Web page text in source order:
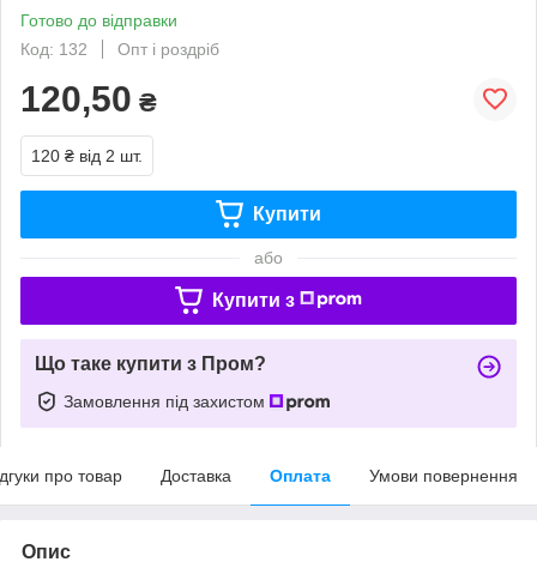
Готово до відправки
Код: 132
Опт і роздріб
120,50 ₴
120 ₴ від 2 шт.
Купити
або
Купити з
Що таке купити з Пром?
Замовлення під захистом
про товар Доставка Оплата Умови повернення
Опис